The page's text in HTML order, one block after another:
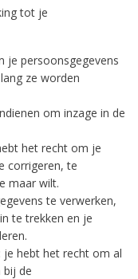
tot je
je persoonsgegevens
ze worden
om inzage in de
het recht om je
corrigeren, te
maar wilt.
te verwerken,
te trekken en je
je hebt het recht om al
bij de